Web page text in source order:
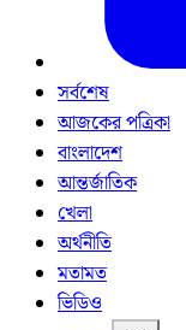
সর্বশেষ
আজকের পত্রিকা
বাংলাদেশ
আন্তর্জাতিক
খেলা
অর্থনীতি
মতামত
ভিডিও